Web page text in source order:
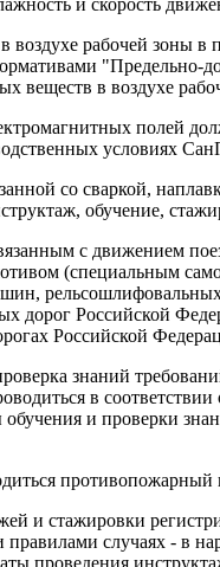
и скорость
воздухе рабочей зоны
веществ в воздухе
полей
условиях
со сваркой,
обучение,
с движением
(специальным
дорог Российской
Российской
знаний
в
и проверки
противопожарный
и стажировки
случаях - в